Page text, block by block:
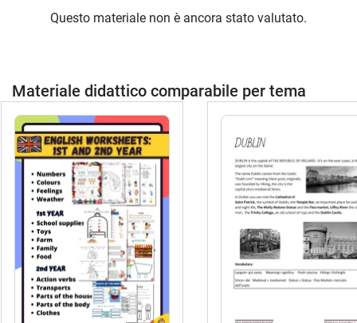
Questo materiale non è ancora stato valutato.
Materiale didattico comparabile per tema